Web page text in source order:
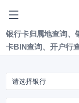
银行卡归属地查询、
卡BIN查询、开户行